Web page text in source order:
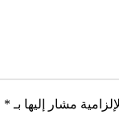
مشار إليها بـ *